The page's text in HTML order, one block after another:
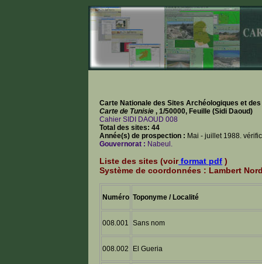
Carte Nationale des Sites Archéologiques et
Carte de Tunisie, 1/50000, Feuille (Sidi Daoud)
Cahier SIDI DAOUD 008
Total des sites: 44
Année(s) de prospection : Mai - juillet 1988.
Gouvernorat : Nabeul.
Liste des sites (voirformat pdf )
Système de coordonnées : Lambert
Numéro Toponyme / Localité
008.001 Sans nom
008.002 El Gueria